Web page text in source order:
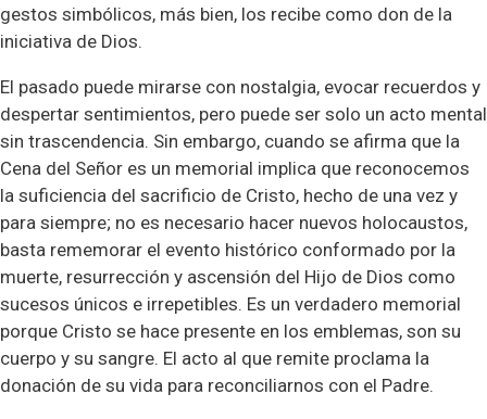
gestos simbólicos, más bien, los recibe como don de la
iniciativa de Dios.
El pasado puede mirarse con nostalgia, evocar recuerdos y
despertar sentimientos, pero puede ser solo un acto mental
sin trascendencia. Sin embargo, cuando se afirma que la
Cena del Señor es un memorial implica que reconocemos
la suficiencia del sacrificio de Cristo, hecho de una vez y
para siempre; no es necesario hacer nuevos holocaustos,
basta rememorar el evento histórico conformado por la
muerte, resurrección y ascensión del Hijo de Dios como
sucesos únicos e irrepetibles. Es un verdadero memorial
porque Cristo se hace presente en los emblemas, son su
cuerpo y su sangre. El acto al que remite proclama la
donación de su vida para reconciliarnos con el Padre.